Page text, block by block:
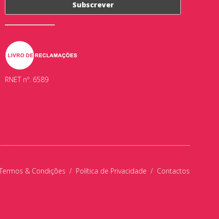
RNET nº. 6589
& Condições / Política de Privacidade / Contactos